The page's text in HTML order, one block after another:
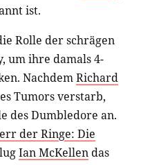
ist.
Rolle der schrägen
um ihre damals 4-
NachdemRichard
Tumors verstarb,
des Dumbledore an.
der Ringe: Die
Ian McKellen das